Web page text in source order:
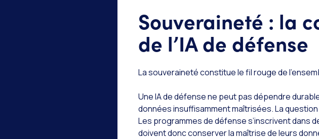
Souveraineté : la
de l’IA de défense
La souveraineté constitue le fil rouge de
Une IA de défense ne peut pas dépendre
données insuffisamment maîtrisées. La
Les programmes de défense s’inscrivent dans
doivent donc conserver la maîtrise de leurs